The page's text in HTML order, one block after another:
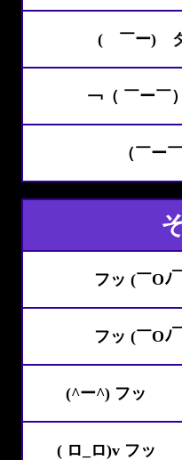
( ￣ー) ダ
￢（ ￣ー
（￣ー
フッ (￣Oﾉ
フッ (￣Oﾉ
(^ー^) フッ
( ロ_ロ)v フッ